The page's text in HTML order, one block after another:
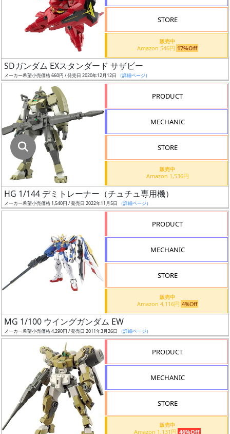
最
安
表
示
ク
ス
ア
ト
ー
タ
ー
（β）
STORE
販売中
Amazon 546円 17%Off
SDガンダム EXスタンダード サザビー
メーカー希望小売価格 660円 / 発売日 2020年12月12日 （詳細ページ）
PRODUCT
MECHANIC
STORE
販売中
Amazon 1,536円
HG 1/144 デミトレーナー（チュチュ専用機）
メーカー希望小売価格 1,540円 / 発売日 2022年11月5日 （詳細ページ）
PRODUCT
MECHANIC
STORE
販売中
Amazon 4,116円 4%Off
MG 1/100 ウイングガンダム EW
メーカー希望小売価格 4,290円 / 発売日 2011年3月26日 （詳細ページ）
PRODUCT
MECHANIC
STORE
販売中
Amazon 1,131円 46%Off